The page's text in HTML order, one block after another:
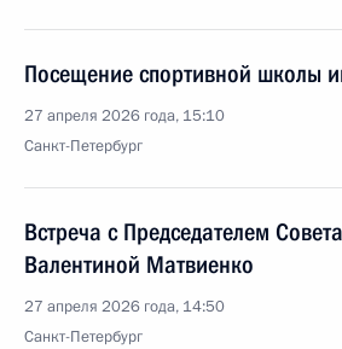
Посещение спортивной школы
27 апреля 2026 года, 15:10
Санкт-Петербург
Встреча с Председателем
Валентиной Матвиенко
27 апреля 2026 года, 14:50
Санкт-Петербург